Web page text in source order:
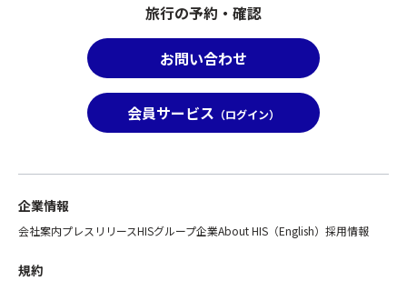
旅行の予約・確認
お問い合わせ
会員サービス （ログイン）
企業情報
会社案内プレスリリースHISグループ企業About HIS（English） 採用情報
規約